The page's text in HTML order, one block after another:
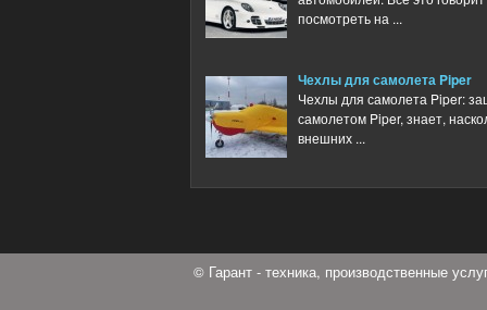
посмотреть на ...
Чехлы для самолета Piper
Чехлы для самолета Piper:
самолетом Piper, знает,
внешних ...
© Гарант - техника, производственные